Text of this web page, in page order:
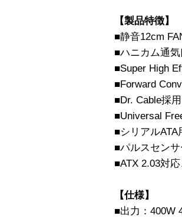
【製品特徴】
■静音12cm
■ハニカム通
■Super High
■Forward
■Dr. Cable採用
■Universal
■シリアル
■パルスセン
■ATX 2.03対
【仕様】
■出力：400W